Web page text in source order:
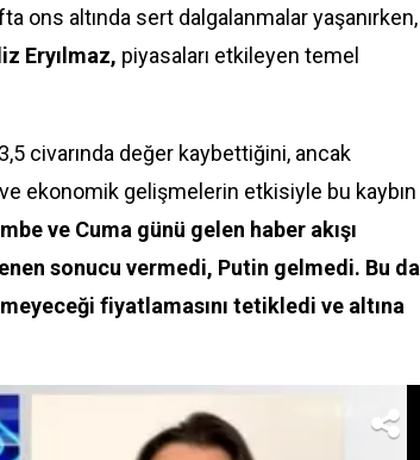
ons altında sert dalgalanmalar yaşanırken,
Eryılmaz, piyasaları etkileyen temel
civarında değer kaybettiğini, ancak
ekonomik gelişmelerin etkisiyle bu kaybın
ve Cuma günü gelen haber akışı
sonucu vermedi, Putin gelmedi. Bu da
fiyatlamasını tetikledi ve altına